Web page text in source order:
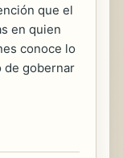
que el
en quien
conoce lo
de gobernar